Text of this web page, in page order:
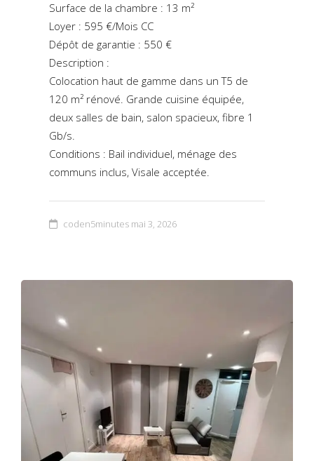
Surface de la chambre : 13 m²
Loyer : 595 €/Mois CC
Dépôt de garantie : 550 €
Description :
Colocation haut de gamme dans un T5 de
120 m² rénové. Grande cuisine équipée,
deux salles de bain, salon spacieux, fibre 1
Gb/s.
Conditions : Bail individuel, ménage des
communs inclus, Visale acceptée.
coden5minutes mai 3, 2026